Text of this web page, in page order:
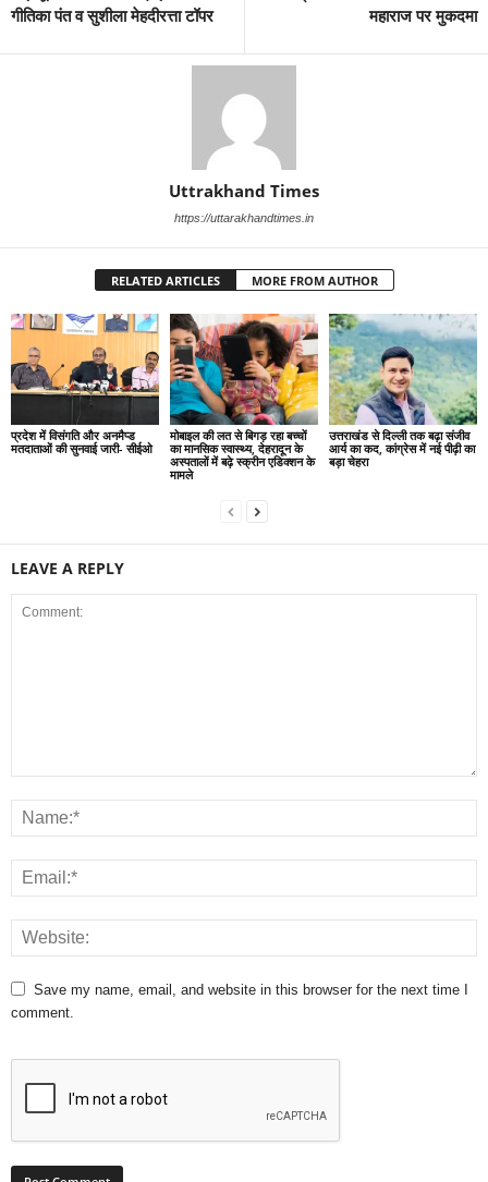
गीतिका पंत व सुशीला मेहदीरत्ता टॉपर
महाराज पर मुकदमा
Uttrakhand Times
https://uttarakhandtimes.in
RELATED ARTICLES MORE FROM AUTHOR
प्रदेश में विसंगति और अनमैप्ड
मतदाताओं की सुनवाई जारी- सीईओ
मोबाइल की लत से बिगड़ रहा बच्चों
का मानसिक स्वास्थ्य, देहरादून के
अस्पतालों में बढ़े स्क्रीन एडिक्शन के
मामले
उत्तराखंड से दिल्ली तक बढ़ा संजीव
आर्य का कद, कांग्रेस में नई पीढ़ी का
बड़ा चेहरा
LEAVE A REPLY
Save my name, email, and website in this browser for the next time I
comment.